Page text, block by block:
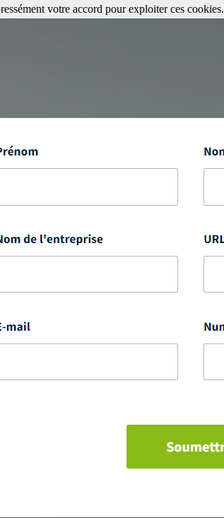
votre accord pour exploiter ces cookies.